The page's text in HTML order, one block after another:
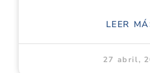
LEER
27 abril,